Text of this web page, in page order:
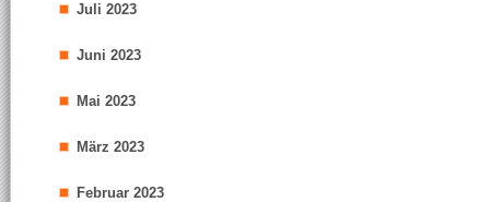
Juli 2023
Juni 2023
Mai 2023
März 2023
Februar 2023